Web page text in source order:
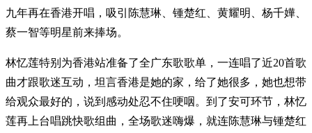
九年再在香港开唱，吸引陈慧琳、锺楚红、黄耀明、杨千嬅、
蔡一智等明星前来捧场。
林忆莲特别为香港站准备了全广东歌歌单，一连唱了近20首歌
曲才跟歌迷互动，坦言香港是她的家，给了她很多，她也想带
给观众最好的，说到感动处忍不住哽咽。到了安可环节，林忆
莲再上台唱跳快歌组曲，全场歌迷嗨爆，就连陈慧琳与锺楚红